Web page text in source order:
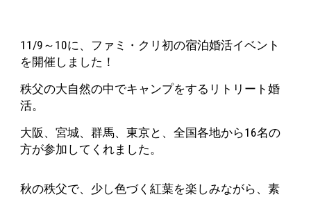
11/9～10に、ファミ・クリ初の宿泊婚活イベント
を開催しました！
秩父の大自然の中でキャンプをするリトリート婚
活。
大阪、宮城、群馬、東京と、全国各地から16名の
方が参加してくれました。
秋の秩父で、少し色づく紅葉を楽しみながら、素